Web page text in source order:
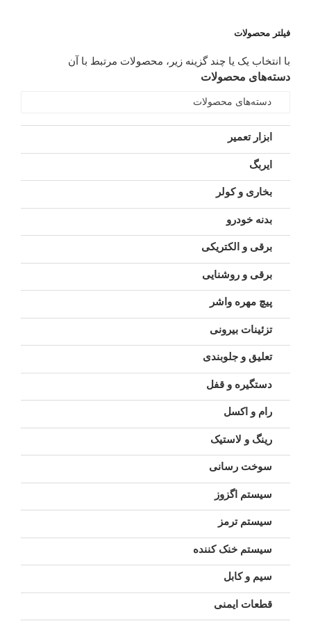
فیلتر محصولات
با انتخاب یک یا چند گزینه زیر، محصولات مرتبط با آن
دسته‌های محصولات
دسته‌های محصولات
ابزار تعمیر
ایربگ
بخاری و کولر
بدنه خودرو
برقی و الکتریکی
برقی و روشنایی
پیچ مهره واشر
تزئینات بیرونی
تعلیق و جلوبندی
دستگیره و قفل
رام و اکسل
رینگ و لاستیک
سوخت رسانی
سیستم اگزوز
سیستم ترمز
سیستم خنک کننده
سیم و کابل
قطعات ایمنی